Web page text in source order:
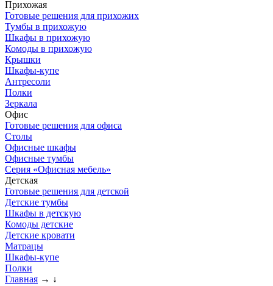
Прихожая
Готовые решения для прихожих
Тумбы в прихожую
Шкафы в прихожую
Комоды в прихожую
Крышки
Шкафы-купе
Антресоли
Полки
Зеркала
Офис
Готовые решения для офиса
Столы
Офисные шкафы
Офисные тумбы
Серия «Офисная мебель»
Детская
Готовые решения для детской
Детские тумбы
Шкафы в детскую
Комоды детские
Детские кровати
Матрацы
Шкафы-купе
Полки
Главная → ↓